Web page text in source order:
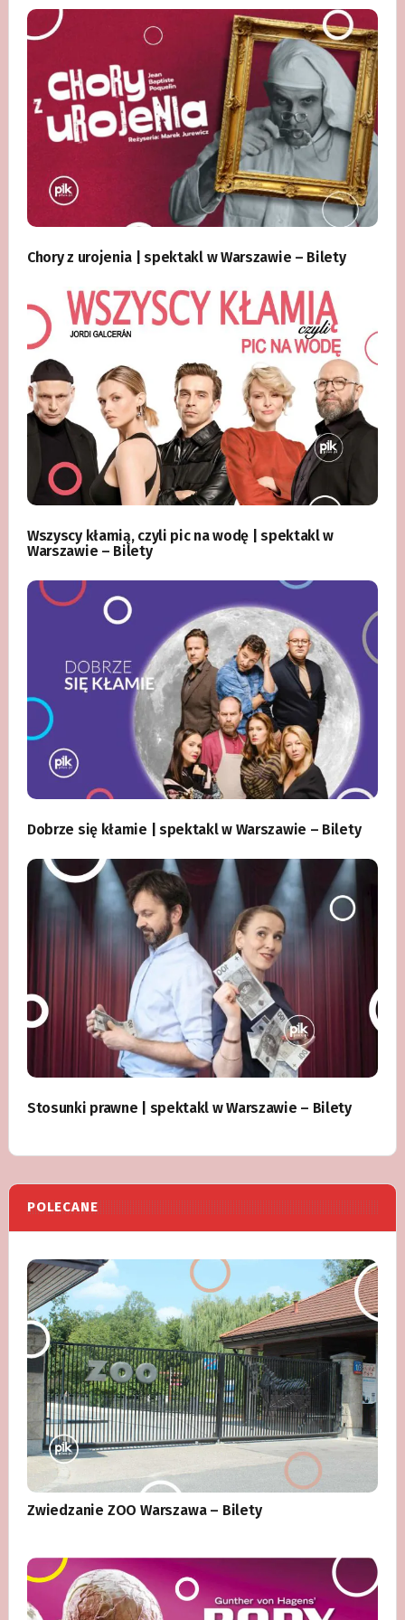
Chory z urojenia | spektakl w Warszawie – Bilety
Wszyscy kłamią, czyli pic na wodę | spektakl w
Warszawie – Bilety
Dobrze się kłamie | spektakl w Warszawie – Bilety
Stosunki prawne | spektakl w Warszawie – Bilety
POLECANE
Zwiedzanie ZOO Warszawa – Bilety